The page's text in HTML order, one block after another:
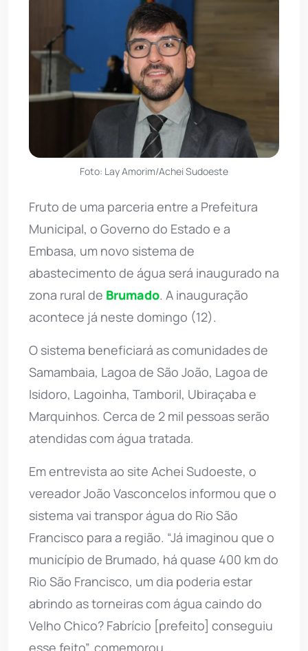
Foto: Lay Amorim/Achei Sudoeste
Fruto de uma parceria entre a Prefeitura
Municipal, o Governo do Estado e a
Embasa, um novo sistema de
abastecimento de água será inaugurado na
zona rural de Brumado. A inauguração
acontece já neste domingo (12).
O sistema beneficiará as comunidades de
Samambaia, Lagoa de São João, Lagoa de
Isidoro, Lagoinha, Tamboril, Ubiraçaba e
Marquinhos. Cerca de 2 mil pessoas serão
atendidas com água tratada.
Em entrevista ao site Achei Sudoeste, o
vereador João Vasconcelos informou que o
sistema vai transpor água do Rio São
Francisco para a região. “Já imaginou que o
município de Brumado, há quase 400 km do
Rio São Francisco, um dia poderia estar
abrindo as torneiras com água caindo do
Velho Chico? Fabrício [prefeito] conseguiu
esse feito”, comemorou.